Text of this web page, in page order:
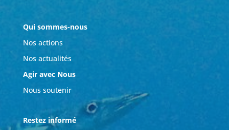
Qui sommes-nous
Nos actions
Nos actualités
Agir avec Nous
Nous soutenir
Restez informé